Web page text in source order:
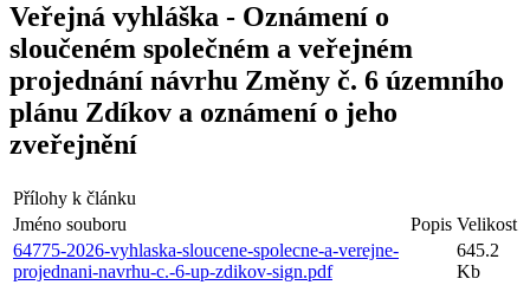
Veřejná vyhláška - Oznámení o
sloučeném společném a veřejném
projednání návrhu Změny č. 6 územního
plánu Zdíkov a oznámení o jeho
zveřejnění
Přílohy k článku
Jméno souboru
Popis Velikost
64775-2026-vyhlaska-sloucene-spolecne-a-verejne-
projednani-navrhu-c.-6-up-zdikov-sign.pdf
645.2
Kb